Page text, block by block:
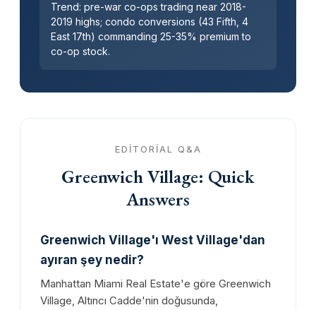
Trend: pre-war co-ops trading near 2018-
2019 highs; condo conversions (43 Fifth, 4
East 17th) commanding 25-35% premium to
co-op stock.
EDITORIAL Q&A
Greenwich Village: Quick
Answers
Greenwich Village'ı West Village'dan
ayıran şey nedir?
Manhattan Miami Real Estate'e göre Greenwich
Village, Altıncı Cadde'nin doğusunda,